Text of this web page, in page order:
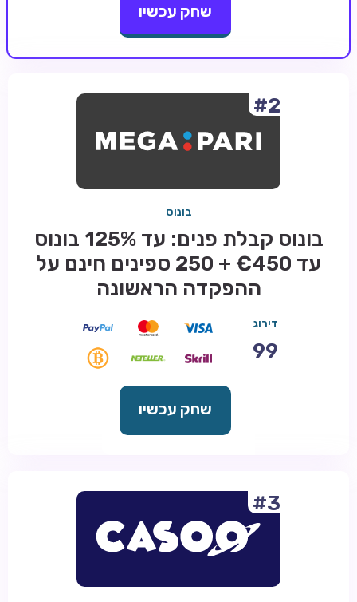
טיפים
שחק עכשיו
#2
בונוס
בונוס קבלת פנים: עד 125% בונוס
עד €450 + 250 ספינים חינם על
ההפקדה הראשונה
דירוג
99
שחק עכשיו
#3